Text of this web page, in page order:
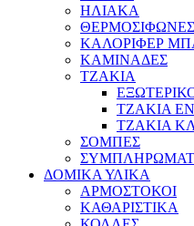
ΗΛΙΑΚΑ
ΘΕΡΜΟΣΙΦΩΝΕΣ
ΚΑΛΟΡΙΦΕΡ
ΚΑΜΙΝΑΔΕΣ
ΤΖΑΚΙΑ
ΤΖΑΚΙΑ
ΤΖΑΚΙΑ
ΣΟΜΠΕΣ
ΔΟΜΙΚΑ ΥΛΙΚΑ
ΑΡΜΟΣΤΟΚΟΙ
ΚΑΘΑΡΙΣΤΙΚΑ